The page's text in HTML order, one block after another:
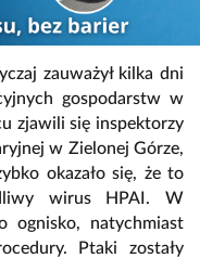
zauważył kilka dni
gospodarstw w
zjawili się inspektorzy
w Zielonej Górze,
okazało się, że to
wirus HPAI. W
ognisko, natychmiast
Ptaki zostały